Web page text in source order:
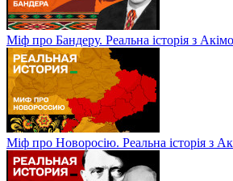
Міф про Бандеру. Реальна історія з
Міф про Новоросію. Реальна історія з